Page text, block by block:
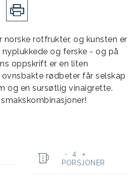
rotfrukter, og kunsten er
og ferske - og på
oppskrift er en liten
rødbeter får selskap
og en sursøtlig vinaigrette.
- 4 +
PORSJONER